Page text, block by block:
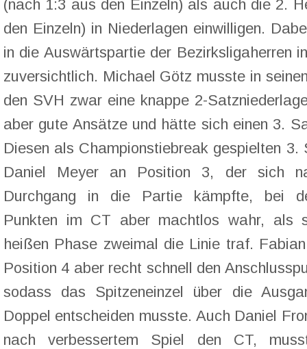
(nach 1:3 aus den Einzeln) als auch die 2.
den Einzeln) in Niederlagen einwilligen.
in die Auswärtspartie der Bezirksligaherren
zuversichtlich. Michael Götz musste in
den SVH zwar eine knappe 2-
aber gute Ansätze und hätte sich einen 3.
Diesen als Championstiebreak gespielten 3.
Daniel Meyer an Position 3, der sich
Durchgang in die Partie kämpfte, bei
Punkten im CT aber machtlos wahr, als
heißen Phase zweimal die Linie traf.
Position 4 aber recht schnell den
sodass das Spitzeneinzel über die
Doppel entscheiden musste. Auch Daniel
nach verbessertem Spiel den CT,